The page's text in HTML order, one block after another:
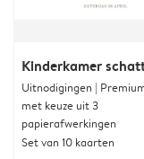
Kinderkamer
Uitnodigingen |
met keuze uit 3
papierafwerkingen
Set van 10 kaarten